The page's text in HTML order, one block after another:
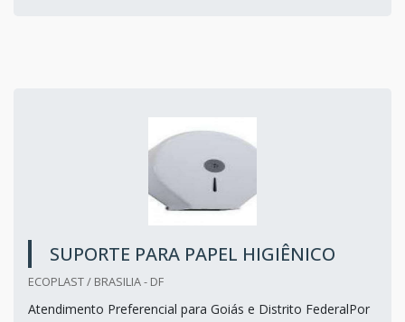
SUPORTE PARA PAPEL HIGIÊNICO
ECOPLAST / BRASILIA - DF
Atendimento Preferencial para Goiás e Distrito FederalPor